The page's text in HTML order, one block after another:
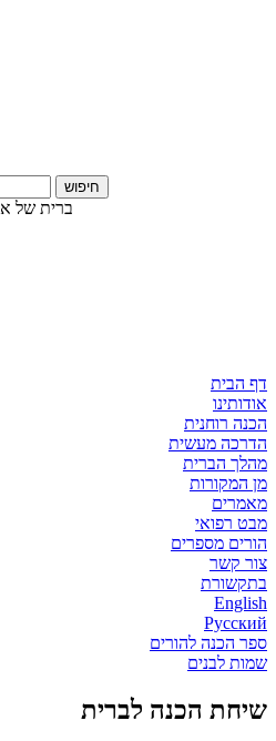
חיפוש
דף הבית
אודותינו
הכנה רוחנית
הדרכה מעשית
מהלך הברית
מן המקורות
מאמרים
מבט רפואי
הורים מספרים
צור קשר
בתקשורת
English
Русский
ספר הכנה להורים
שמות לבנים
שיחת הכנה לברית